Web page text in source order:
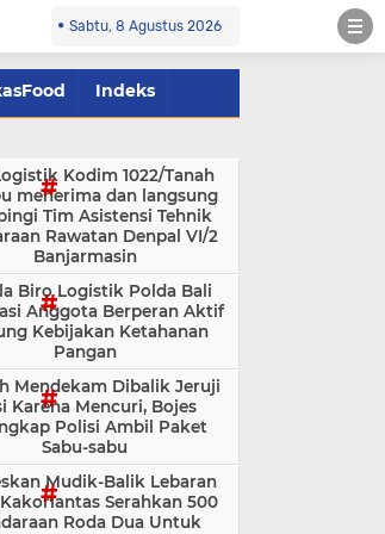
Sabtu, 8 Agustus 2026
Indeks
Kodim 1022/Tanah
menerima dan langsung
Tim Asistensi Tehnik
Rawatan Denpal VI/2
Banjarmasin
Biro Logistik Polda Bali
Anggota Berperan Aktif
Kebijakan Ketahanan
Pangan
Mendekam Dibalik Jeruji
Karena Mencuri, Bojes
Polisi Ambil Paket
Sabu-sabu
Mudik-Balik Lebaran
Serahkan 500
Roda Dua Untuk